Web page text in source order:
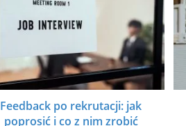
Feedback po rekrutacji: jak
poprosić i co z nim zrobić